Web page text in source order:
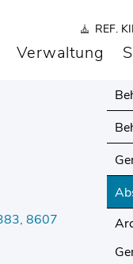
REF.
Verwaltung
8607